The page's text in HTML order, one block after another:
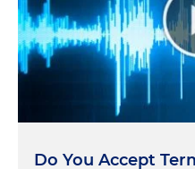
Do You Accept